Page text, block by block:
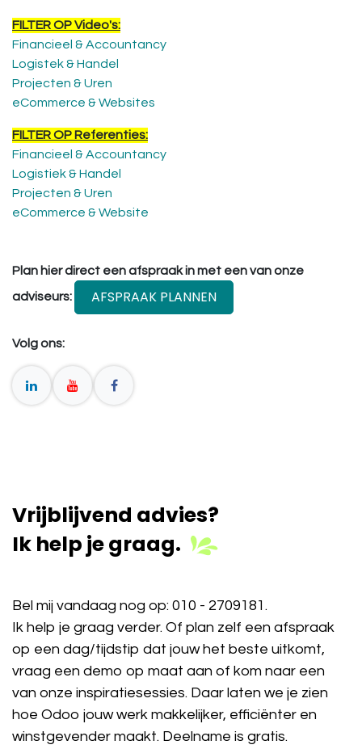
FILTER OP Video's:
Financieel & Accountancy
Logistek & Handel
Projecten & Uren
eCommerce & Websites
FILTER OP Referenties:
Financieel & Accountancy
Logistiek & Handel
Projecten & Uren
eCommerce & Website
Plan hier direct een afspraak in met een van onze
adviseurs:
AFSPRAAK PLANNEN
Volg ons:
Vrijblijvend advies?
Ik help je graag.
Bel mij vandaag nog op: 010 - 2709181 .
Ik help je graag verder. Of plan zelf een afspraak
op een dag/tijdstip dat jouw het beste uitkomt,
vraag een demo op maat aan of kom naar een
van onze inspiratiesessies. Daar laten we je zien
hoe Odoo jouw werk makkelijker, efficiënter en
winstgevender maakt. Deelname is gratis.